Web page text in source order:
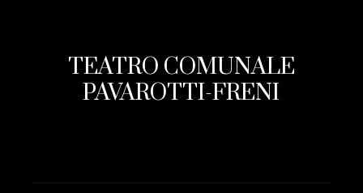
TEATRO COMUNALE
PAVAROTTI-FRENI